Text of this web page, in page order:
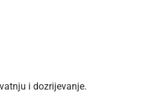
i dozrijevanje.